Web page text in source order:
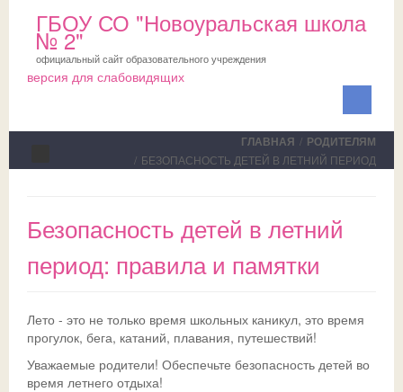
ГБОУ СО "Новоуральская школа
№ 2"
официальный сайт образовательного учреждения
версия для слабовидящих
Школа
О школе
Официально
СМИ о нас
Планы
Актуально
Коллектив
ПМПК
Рекомендации ПМПК для целей ГИА
Обучающимся
Трудовой отряд
Родителям
ГЛАВНАЯ / РОДИТЕЛЯМ
/ БЕЗОПАСНОСТЬ ДЕТЕЙ В ЛЕТНИЙ ПЕРИОД
Безопасность детей в летний
период: правила и памятки
Лето - это не только время школьных каникул, это время
прогулок, бега, катаний, плавания, путешествий!
Уважаемые родители! Обеспечьте безопасность детей во
время летнего отдыха!